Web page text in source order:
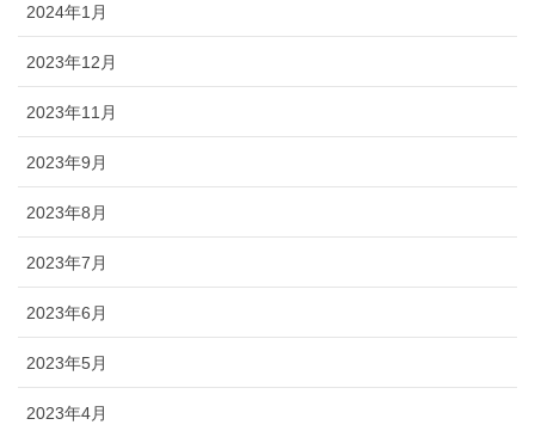
2024年1月
2023年12月
2023年11月
2023年9月
2023年8月
2023年7月
2023年6月
2023年5月
2023年4月